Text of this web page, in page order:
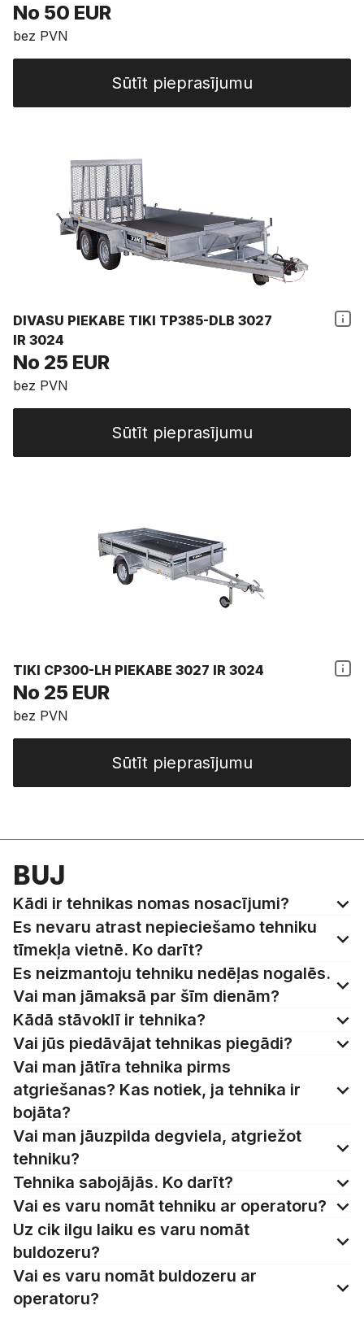
No 50 EUR
bez PVN
Sūtīt pieprasījumu
DIVASU PIEKABE TIKI TP385-DLB 3027
IR 3024
No 25 EUR
bez PVN
Sūtīt pieprasījumu
TIKI CP300-LH PIEKABE 3027 IR 3024
No 25 EUR
bez PVN
Sūtīt pieprasījumu
BUJ
Kādi ir tehnikas nomas nosacījumi?
Es nevaru atrast nepieciešamo tehniku
tīmekļa vietnē. Ko darīt?
Es neizmantoju tehniku nedēļas nogalēs.
Vai man jāmaksā par šīm dienām?
Kādā stāvoklī ir tehnika?
Vai jūs piedāvājat tehnikas piegādi?
Vai man jātīra tehnika pirms
atgriešanas? Kas notiek, ja tehnika ir
bojāta?
Vai man jāuzpilda degviela, atgriežot
tehniku?
Tehnika sabojājās. Ko darīt?
Vai es varu nomāt tehniku ar operatoru?
Uz cik ilgu laiku es varu nomāt
buldozeru?
Vai es varu nomāt buldozeru ar
operatoru?